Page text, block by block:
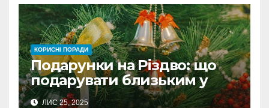
КОРИСНІ ПОРАДИ
Подарунки на Різдво: що
подарувати близьким у
Польщі
ЛИС 25, 2025